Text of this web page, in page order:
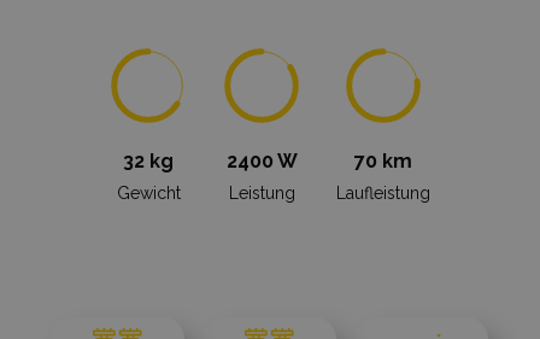
32 kg
Gewicht
2400 W
Leistung
70 km
Laufleistung